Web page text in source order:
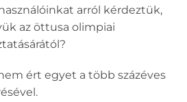
arról kérdeztük,
az öttusa olimpiai
ért egyet a több százéves